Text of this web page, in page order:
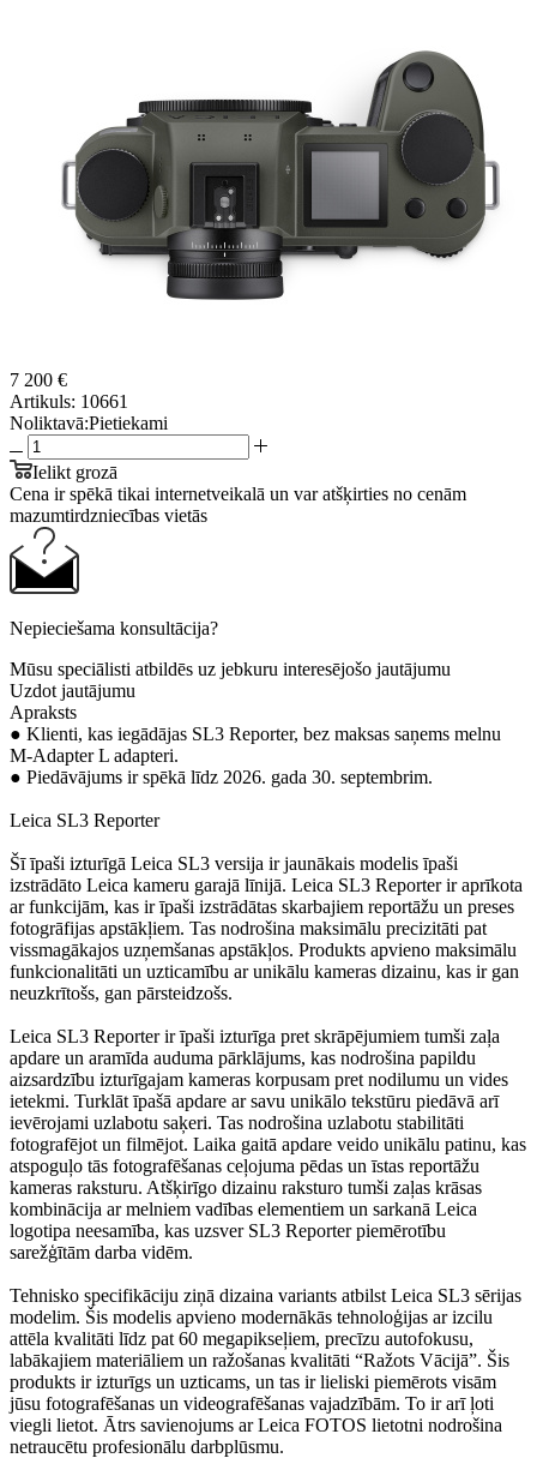
7 200 €
Artikuls: 10661
Noliktavā:Pietiekami
Ielikt grozā
Cena ir spēkā tikai internetveikalā un var atšķirties no cenām
mazumtirdzniecības vietās
Nepieciešama konsultācija?
Mūsu speciālisti atbildēs uz jebkuru interesējošo jautājumu
Uzdot jautājumu
Apraksts
● Klienti, kas iegādājas SL3 Reporter, bez maksas saņems melnu
M-Adapter L adapteri.
● Piedāvājums ir spēkā līdz 2026. gada 30. septembrim.
Leica SL3 Reporter
Šī īpaši izturīgā Leica SL3 versija ir jaunākais modelis īpaši
izstrādāto Leica kameru garajā līnijā. Leica SL3 Reporter ir aprīkota
ar funkcijām, kas ir īpaši izstrādātas skarbajiem reportāžu un preses
fotogrāfijas apstākļiem. Tas nodrošina maksimālu precizitāti pat
vissmagākajos uzņemšanas apstākļos. Produkts apvieno maksimālu
funkcionalitāti un uzticamību ar unikālu kameras dizainu, kas ir gan
neuzkrītošs, gan pārsteidzošs.
Leica SL3 Reporter ir īpaši izturīga pret skrāpējumiem tumši zaļa
apdare un aramīda auduma pārklājums, kas nodrošina papildu
aizsardzību izturīgajam kameras korpusam pret nodilumu un vides
ietekmi. Turklāt īpašā apdare ar savu unikālo tekstūru piedāvā arī
ievērojami uzlabotu saķeri. Tas nodrošina uzlabotu stabilitāti
fotografējot un filmējot. Laika gaitā apdare veido unikālu patinu, kas
atspoguļo tās fotografēšanas ceļojuma pēdas un īstas reportāžu
kameras raksturu. Atšķirīgo dizainu raksturo tumši zaļas krāsas
kombinācija ar melniem vadības elementiem un sarkanā Leica
logotipa neesamība, kas uzsver SL3 Reporter piemērotību
sarežģītām darba vidēm.
Tehnisko specifikāciju ziņā dizaina variants atbilst Leica SL3 sērijas
modelim. Šis modelis apvieno modernākās tehnoloģijas ar izcilu
attēla kvalitāti līdz pat 60 megapikseļiem, precīzu autofokusu,
labākajiem materiāliem un ražošanas kvalitāti “Ražots Vācijā”. Šis
produkts ir izturīgs un uzticams, un tas ir lieliski piemērots visām
jūsu fotografēšanas un videografēšanas vajadzībām. To ir arī ļoti
viegli lietot. Ātrs savienojums ar Leica FOTOS lietotni nodrošina
netraucētu profesionālu darbplūsmu.